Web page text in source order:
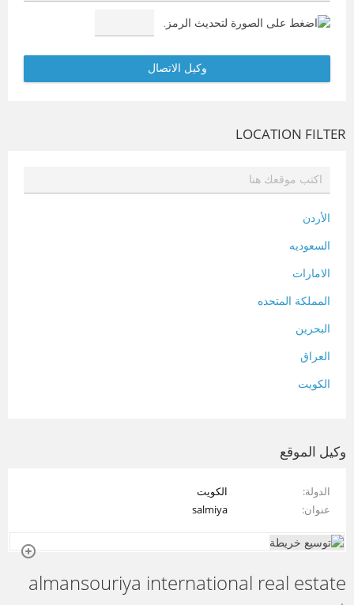
LOCATION FILTER
الأردن
السعوديه
الامارات
المملكة المتحده
البحرين
العراق
الكويت
فلسطين
سوريا
تونس
وكيل الموقع
الدولة
الكويت
عنوان
salmiya
almansouriya international real estate